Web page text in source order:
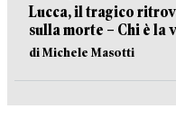
Lucca, il tragico
sulla morte – Chi è la
di Michele Masotti